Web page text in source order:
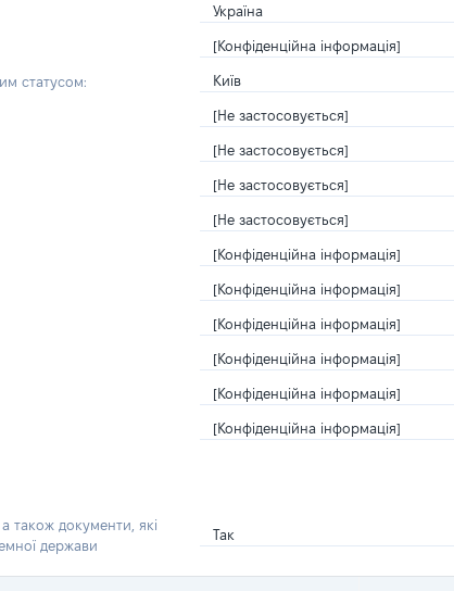
Україна
[Конфіденційна інформація]
статусом: Київ
[Не застосовується]
[Не застосовується]
[Не застосовується]
[Не застосовується]
[Конфіденційна інформація]
[Конфіденційна інформація]
[Конфіденційна інформація]
[Конфіденційна інформація]
[Конфіденційна інформація]
[Конфіденційна інформація]
також документи, які
держави
Так